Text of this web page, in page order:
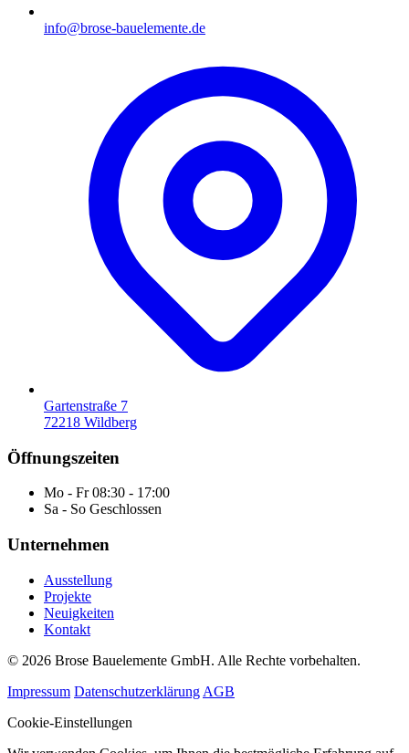
info@brose-bauelemente.de
Gartenstraße 7
72218 Wildberg
Öffnungszeiten
Mo - Fr 08:30 - 17:00
Sa - So Geschlossen
Unternehmen
Ausstellung
Projekte
Neuigkeiten
Kontakt
© 2026 Brose Bauelemente GmbH. Alle Rechte vorbehalten.
Impressum Datenschutzerklärung AGB
Cookie-Einstellungen